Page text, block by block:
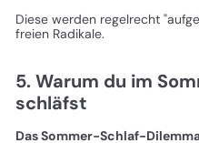
Diese werden regelrecht
freien Radikale.
5. Warum du im
schläfst
Das Sommer-Schlaf-